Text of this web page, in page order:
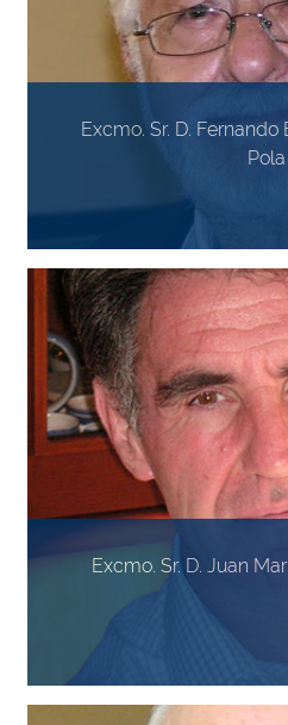
Excmo. Sr. D.
Pola
Excmo. Sr. D. Juan